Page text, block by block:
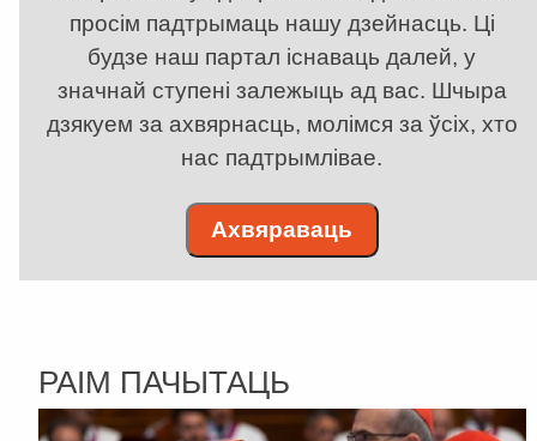
просім падтрымаць нашу дзейнасць. Ці
будзе наш партал існаваць далей, у
значнай ступені залежыць ад вас. Шчыра
дзякуем за ахвярнасць, молімся за ўсіх, хто
нас падтрымлівае.
Ахвяраваць
РАІМ ПАЧЫТАЦЬ